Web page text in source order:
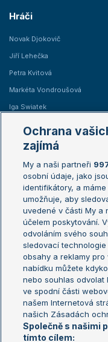
Hráči
Novak Djokovič
Jiří Lehečka
Petra Kvitová
Markéta Vondroušová
Iga Swiatek
Žebříčky
Žebříček ATP (muži)
Žebříček WTA (ženy)
Sázkařský žebříček
Aktualní trendy
Fotbalové přestupy
Livesport Daily
LS Prague Open
Ochrana
zajímá
My a naši partneři
osobní údaje, jako
identifikátory, a
umožňuje, aby
uvedené v části My a
účelem poskytování.
odvoláním svého
sledovací
obsahy a reklamy pro
nabídku můžete
nebo souhlas odvolat
ve spodní části
našem Internetová
našich Zásadách
Společně s našimi
tímto cílem: